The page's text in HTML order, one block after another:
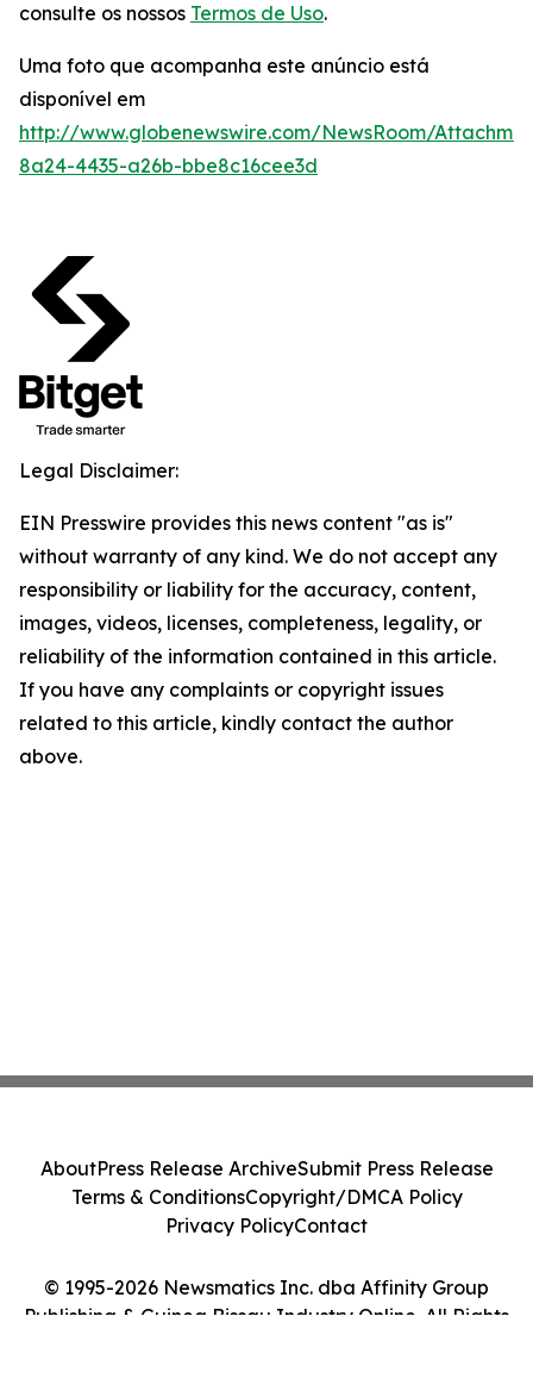
consulte os nossos Termos de Uso.
Uma foto que acompanha este anúncio está
disponível em
http://www.globenewswire.com/NewsRoom/
8a24-4435-a26b-bbe8c16cee3d
Legal Disclaimer:
EIN Presswire provides this news content "as is"
without warranty of any kind. We do not accept any
responsibility or liability for the accuracy, content,
images, videos, licenses, completeness, legality, or
reliability of the information contained in this article.
If you have any complaints or copyright issues
related to this article, kindly contact the author
above.
© 1995-2026 Newsmatics Inc. dba Affinity Group
Publishing & Guinea Bissau Industry Online. All Rights
AboutPress Release ArchiveSubmit Press Release
Terms & ConditionsCopyright/DMCA Policy
Privacy PolicyContact